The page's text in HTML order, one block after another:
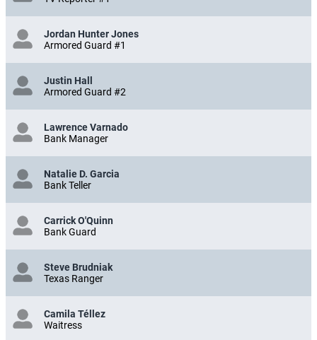
Jordan Hunter Jones
Armored Guard #1
Justin Hall
Armored Guard #2
Lawrence Varnado
Bank Manager
Natalie D. Garcia
Bank Teller
Carrick O'Quinn
Bank Guard
Steve Brudniak
Texas Ranger
Camila Téllez
Waitress